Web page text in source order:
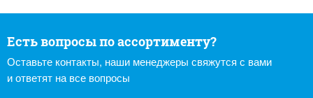
Есть вопросы по ассортименту?
Оставьте контакты, наши менеджеры свяжутся с вами
и ответят на все вопросы